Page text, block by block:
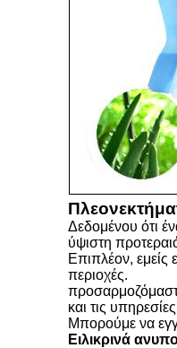
Δεδομένου ότι
ύψιστη
Επιπλέον,
περιοχές.
και τις
Μπορούμε να
Ειλικρινά